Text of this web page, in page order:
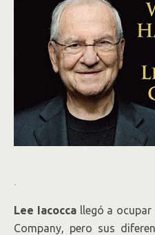
.
Lee Iacoccallegó a ocupar
Company, pero sus